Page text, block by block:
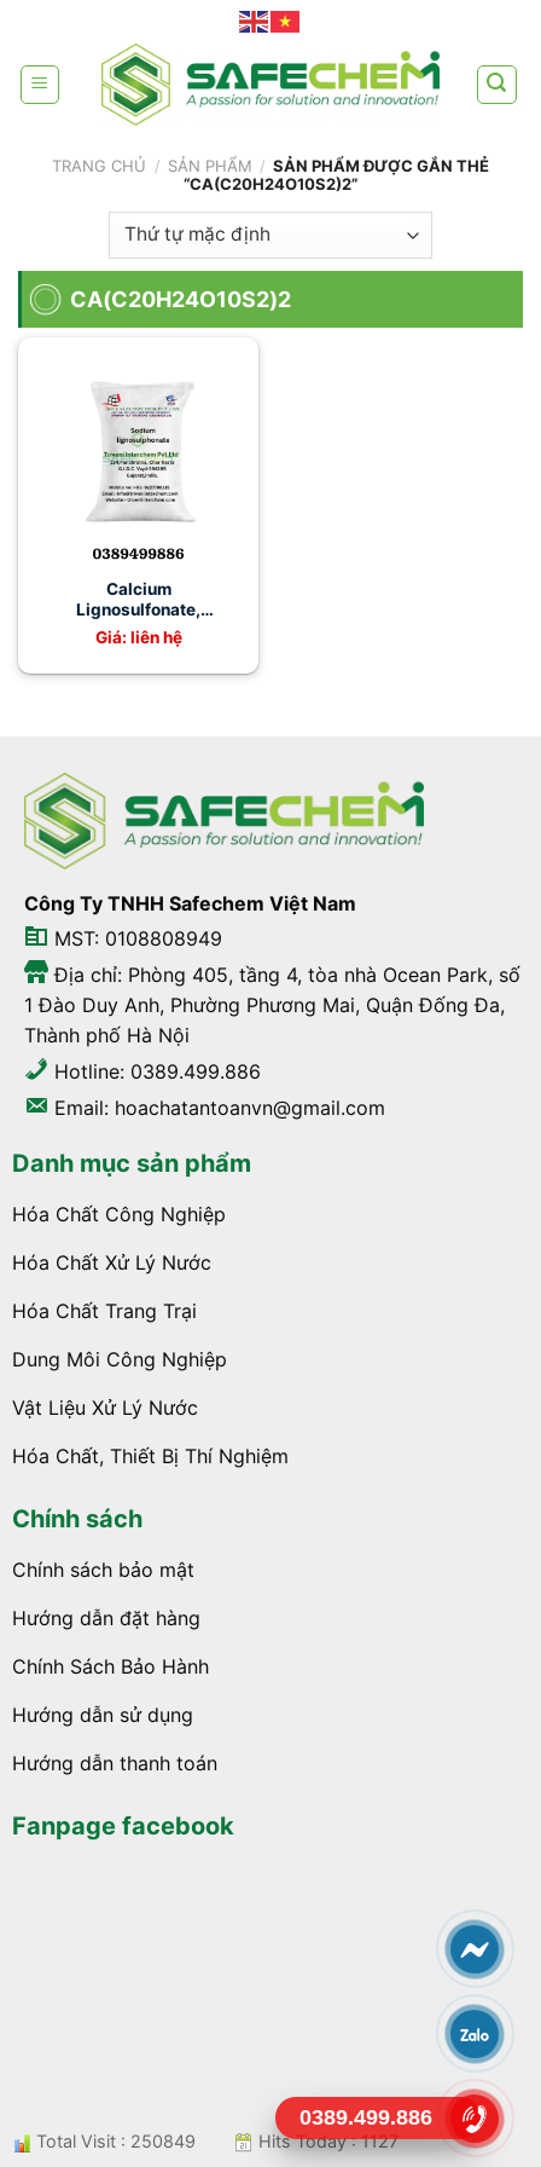
content
TRANG CHỦ / SẢN PHẨM / SẢN PHẨM ĐƯỢC GẮN THẺ
“CA(C20H24O10S2)2”
CA(C20H24O10S2)2
Calcium
Lignosulfonate,
Ca(C20H24O10S2)2
Giá: liên hệ
Công Ty TNHH Safechem Việt Nam
MST: 0108808949
Địa chỉ: Phòng 405, tầng 4, tòa nhà Ocean Park, số
1 Đào Duy Anh, Phường Phương Mai, Quận Đống Đa,
Thành phố Hà Nội
Hotline: 0389.499.886
Email: hoachatantoanvn@gmail.com
Danh mục sản phẩm
Hóa Chất Công Nghiệp
Hóa Chất Xử Lý Nước
Hóa Chất Trang Trại
Dung Môi Công Nghiệp
Vật Liệu Xử Lý Nước
Hóa Chất, Thiết Bị Thí Nghiệm
Chính sách
Chính sách bảo mật
Hướng dẫn đặt hàng
Chính Sách Bảo Hành
Hướng dẫn sử dụng
Hướng dẫn thanh toán
Fanpage facebook
Total Visit : 250849 Hits Today : 1127
0389.499.886